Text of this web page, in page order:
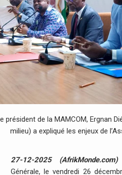
président de la MAMCOM, Ergnan
milieu) a expliqué les enjeux de
27-12-2025 (AfrikMonde.com)
Générale, le vendredi 26